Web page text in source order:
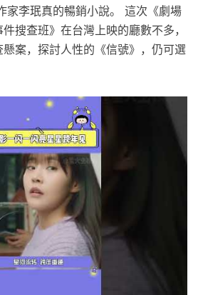
家李珉真的暢銷小說。 這次《劇場
搜查班》在台灣上映的廳數不多，
案，探討人性的《信號》，仍可選